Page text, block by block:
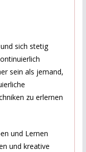
sich stetig
sein als jemand,
zu erlernen
und Lernen
und kreative